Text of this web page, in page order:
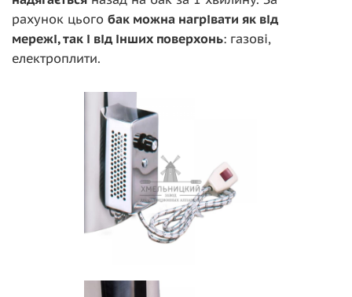
рахунок цього бак можна нагрівати як від
мережі, так і від інших поверхонь: газові,
електроплити.